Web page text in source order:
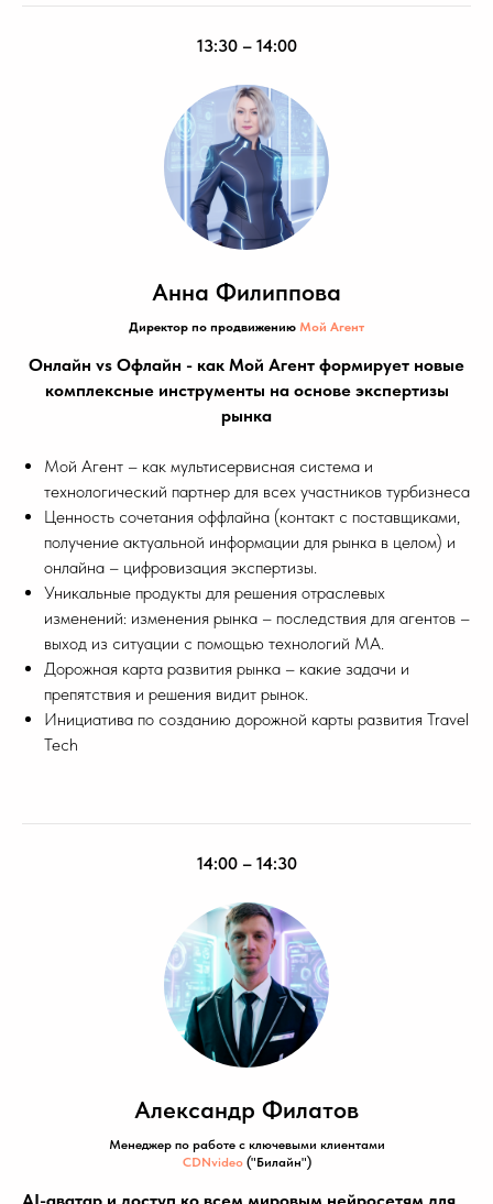
13:30 – 14:00
Анна Филиппова
Директор по продвижению Мой Агент
Онлайн vs Офлайн - как Мой Агент формирует новые
комплексные инструменты на основе экспертизы
рынка
Мой Агент – как мультисервисная система и
технологический партнер для всех участников турбизнеса
Ценность сочетания оффлайна (контакт с поставщиками,
получение актуальной информации для рынка в целом) и
онлайна – цифровизация экспертизы.
Уникальные продукты для решения отраслевых
изменений: изменения рынка – последствия для агентов –
выход из ситуации с помощью технологий МА.
Дорожная карта развития рынка – какие задачи и
препятствия и решения видит рынок.
Инициатива по созданию дорожной карты развития Travel
Tech
14:00 – 14:30
Александр Филатов
Менеджер по работе с ключевыми клиентами
CDNvideo("Билайн")
AI-аватар и доступ ко всем мировым нейросетям для